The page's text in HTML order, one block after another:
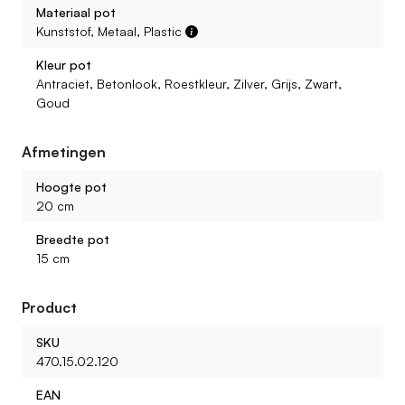
Materiaal pot
Kunststof, Metaal, Plastic
Kleur pot
Antraciet, Betonlook, Roestkleur, Zilver, Grijs, Zwart,
Goud
Afmetingen
Hoogte pot
20 cm
Breedte pot
15 cm
Product
SKU
470.15.02.120
EAN